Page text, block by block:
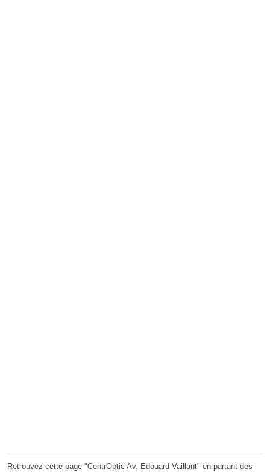
Retrouvez cette page "CentrOptic Av. Edouard Vaillant" en partant des